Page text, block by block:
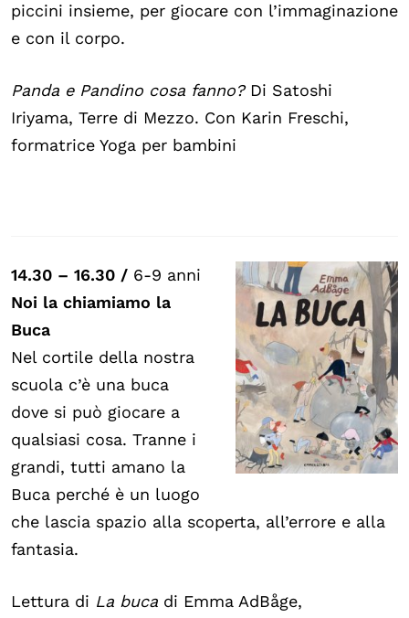
piccini insieme, per giocare con l’immaginazione
e con il corpo.
Panda e Pandino cosa fanno?Di Satoshi
Iriyama, Terre di Mezzo. Con Karin Freschi,
formatrice Yoga per bambini
14.30 – 16.30 / 6-9 anni
Noi la chiamiamo la
Buca
Nel cortile della nostra
scuola c’è una buca
dove si può giocare a
qualsiasi cosa. Tranne i
grandi, tutti amano la
Buca perché è un luogo
che lascia spazio alla scoperta, all’errore e alla
fantasia.
Lettura di La buca di Emma AdBåge,